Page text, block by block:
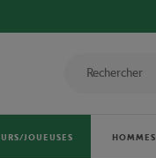
JOUEUSES HOMMES